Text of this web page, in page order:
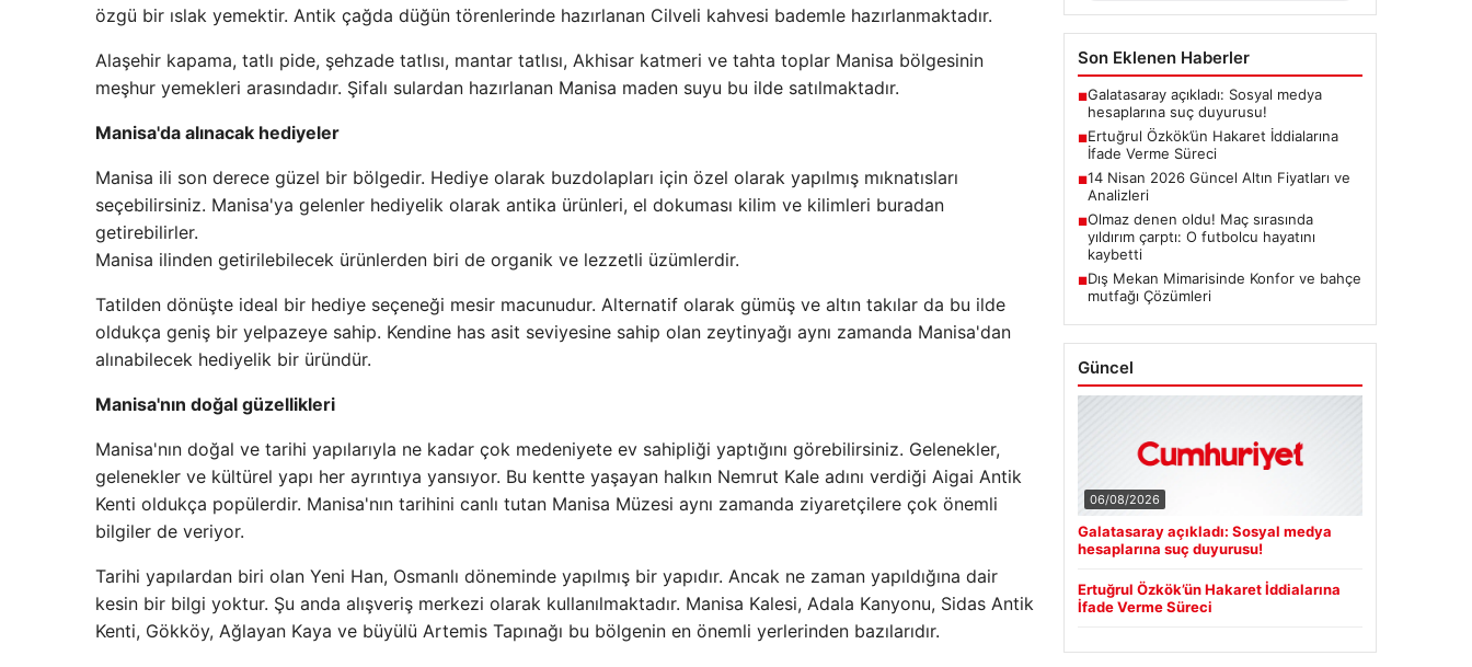
özgü bir ıslak yemektir. Antik çağda düğün törenlerinde hazırlanan Cilveli kahvesi bademle hazırlanmaktadır.
Alaşehir kapama, tatlı pide, şehzade tatlısı, mantar tatlısı, Akhisar katmeri ve tahta toplar Manisa bölgesinin
meşhur yemekleri arasındadır. Şifalı sulardan hazırlanan Manisa maden suyu bu ilde satılmaktadır.
Manisa'da alınacak hediyeler
Manisa ili son derece güzel bir bölgedir. Hediye olarak buzdolapları için özel olarak yapılmış mıknatısları
seçebilirsiniz. Manisa'ya gelenler hediyelik olarak antika ürünleri, el dokuması kilim ve kilimleri buradan
getirebilirler.
Manisa ilinden getirilebilecek ürünlerden biri de organik ve lezzetli üzümlerdir.
Tatilden dönüşte ideal bir hediye seçeneği mesir macunudur. Alternatif olarak gümüş ve altın takılar da bu ilde
oldukça geniş bir yelpazeye sahip. Kendine has asit seviyesine sahip olan zeytinyağı aynı zamanda Manisa'dan
alınabilecek hediyelik bir üründür.
Manisa'nın doğal güzellikleri
Manisa'nın doğal ve tarihi yapılarıyla ne kadar çok medeniyete ev sahipliği yaptığını görebilirsiniz. Gelenekler,
gelenekler ve kültürel yapı her ayrıntıya yansıyor. Bu kentte yaşayan halkın Nemrut Kale adını verdiği Aigai Antik
Kenti oldukça popülerdir. Manisa'nın tarihini canlı tutan Manisa Müzesi aynı zamanda ziyaretçilere çok önemli
bilgiler de veriyor.
Tarihi yapılardan biri olan Yeni Han, Osmanlı döneminde yapılmış bir yapıdır. Ancak ne zaman yapıldığına dair
kesin bir bilgi yoktur. Şu anda alışveriş merkezi olarak kullanılmaktadır. Manisa Kalesi, Adala Kanyonu, Sidas Antik
Kenti, Gökköy, Ağlayan Kaya ve büyülü Artemis Tapınağı bu bölgenin en önemli yerlerinden bazılarıdır.
Son Eklenen Haberler
■Galatasaray açıkladı: Sosyal medya
hesaplarına suç duyurusu!
■Ertuğrul Özkök’ün Hakaret İddialarına
İfade Verme Süreci
■14 Nisan 2026 Güncel Altın Fiyatları ve
Analizleri
■Olmaz denen oldu! Maç sırasında
yıldırım çarptı: O futbolcu hayatını
kaybetti
■Dış Mekan Mimarisinde Konfor ve bahçe
mutfağı Çözümleri
Güncel
06/08/2026
Galatasaray açıkladı: Sosyal medya
hesaplarına suç duyurusu!
Ertuğrul Özkök’ün Hakaret İddialarına
İfade Verme Süreci